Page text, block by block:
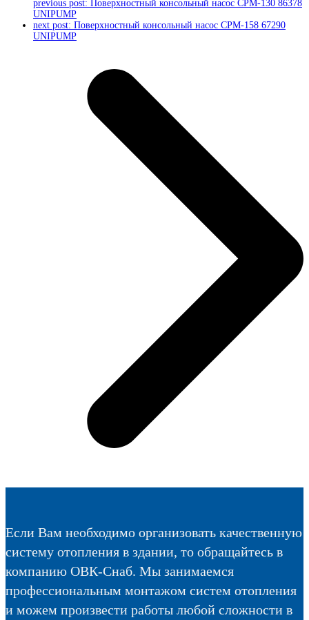
previous post:
Поверхностный консольный насос CPM-130 86378
UNIPUMP
next post: Поверхностный консольный насос CPM-158 67290
UNIPUMP
Если Вам необходимо организовать качественную
систему отопления в здании, то обращайтесь в
компанию ОВК-Снаб. Мы занимаемся
профессиональным монтажом систем отопления
и можем произвести работы любой сложности в